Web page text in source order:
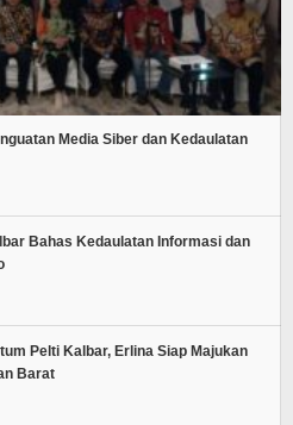
Media Siber dan Kedaulatan
Bahas Kedaulatan Informasi dan
Pelti Kalbar, Erlina Siap Majukan
Barat